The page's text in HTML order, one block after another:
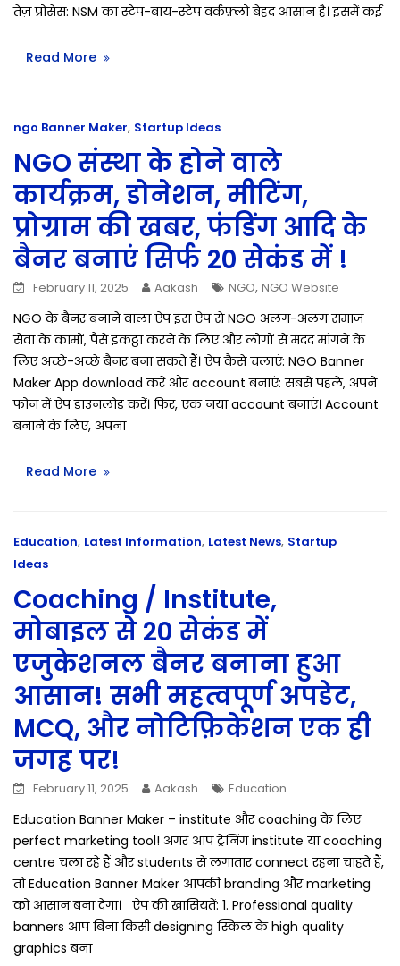
तेज़ प्रोसेस: NSM का स्टेप-बाय-स्टेप वर्कफ़्लो बेहद आसान है। इसमें कई
Read More
ngo Banner Maker, Startup Ideas
NGO संस्था के होने वाले
कार्यक्रम, डोनेशन, मीटिंग,
प्रोग्राम की खबर, फंडिंग आदि के
बैनर बनाएं सिर्फ 20 सेकंड में !
February 11, 2025 Aakash NGO, NGO Website
NGO के बैनर बनाने वाला ऐप इस ऐप से NGO अलग-अलग समाज
सेवा के कामों, पैसे इकट्ठा करने के लिए और लोगों से मदद मांगने के
लिए अच्छे-अच्छे बैनर बना सकते हैं। ऐप कैसे चलाएं: NGO Banner
Maker App download करें और account बनाएं: सबसे पहले, अपने
फोन में ऐप डाउनलोड करें। फिर, एक नया account बनाएं। Account
बनाने के लिए, अपना
Read More
Education, Latest Information, Latest News, Startup
Ideas
Coaching / Institute,
मोबाइल से 20 सेकंड में
एजुकेशनल बैनर बनाना हुआ
आसान! सभी महत्वपूर्ण अपडेट,
MCQ, और नोटिफ़िकेशन एक ही
जगह पर!
February 11, 2025 Aakash Education
Education Banner Maker – institute और coaching के लिए
perfect marketing tool! अगर आप ट्रेनिंग institute या coaching
centre चला रहे हैं और students से लगातार connect रहना चाहते हैं,
तो Education Banner Maker आपकी branding और marketing
को आसान बना देगा। ऐप की खासियतें: 1. Professional quality
banners आप बिना किसी designing स्किल के high quality
graphics बना